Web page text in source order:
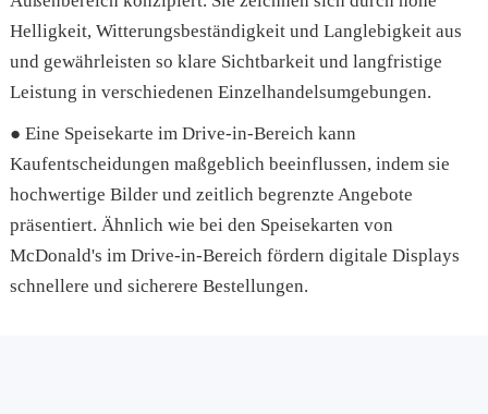
Helligkeit, Witterungsbeständigkeit und Langlebigkeit aus
und gewährleisten so klare Sichtbarkeit und langfristige
Leistung in verschiedenen Einzelhandelsumgebungen.
● Eine Speisekarte im Drive-in-Bereich kann
Kaufentscheidungen maßgeblich beeinflussen, indem sie
hochwertige Bilder und zeitlich begrenzte Angebote
präsentiert. Ähnlich wie bei den Speisekarten von
McDonald's im Drive-in-Bereich fördern digitale Displays
schnellere und sicherere Bestellungen.